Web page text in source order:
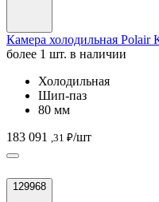
Камера холодильная
более 1 шт. в наличии
Холодильная
Шип-паз
80 мм
183 091
,31 ₽/шт
129968